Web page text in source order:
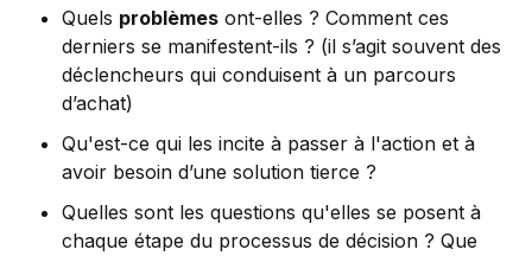
Quels problèmes ont-elles ? Comment ces
derniers se manifestent-ils ? (il s’agit souvent des
déclencheurs qui conduisent à un parcours
d’achat)
Qu'est-ce qui les incite à passer à l'action et à
avoir besoin d’une solution tierce ?
Quelles sont les questions qu'elles se posent à
chaque étape du processus de décision ? Que